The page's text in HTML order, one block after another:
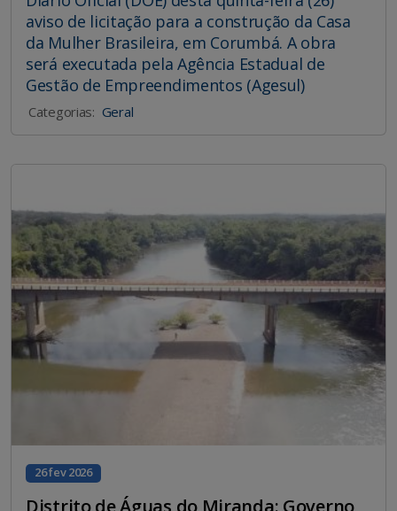
aviso de licitação para a construção da Casa
da Mulher Brasileira, em Corumbá. A obra
será executada pela Agência Estadual de
Gestão de Empreendimentos (Agesul)
Categorias: Geral
26 fev 2026
Distrito de Águas do Miranda: Governo